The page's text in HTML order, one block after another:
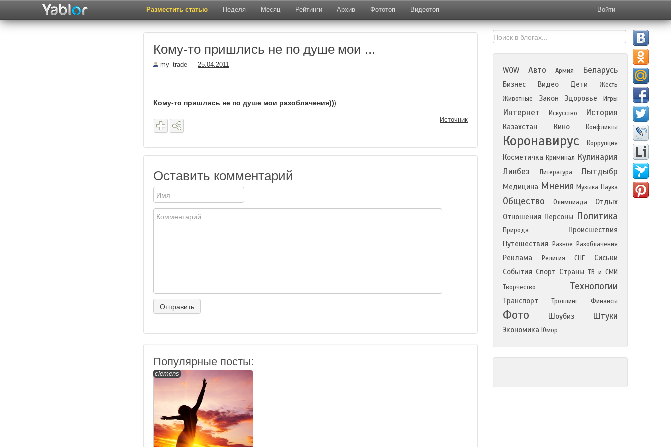
Разместить статью Неделя Месяц Рейтинги Архив Фототоп Видеотоп Войти
Кому-то пришлись не по душе мои ...
my_trade — 25.04.2011
Кому-то пришлись не по душе мои разоблачения)))
Источник
Оставить комментарий
Популярные посты:
clemens
WOW Авто Армия Беларусь
Бизнес Видео Дети
Жесть
Животные
Закон Здоровье Игры
Интернет Искусство История
Казахстан Кино Конфликты
Коронавирус Коррупция
Косметичка Криминал Кулинария
Ликбез
Литература Лытдыбр
Медицина Мнения Музыка Наука
Общество Олимпиада
Отдых
Отношения Персоны Политика
Природа
Происшествия
Путешествия
Разное Разоблачения
Реклама Религия СНГ
Сиськи
События Спорт Страны ТВ и СМИ
Творчество
Технологии
Транспорт Троллинг Финансы
Фото Шоубиз Штуки
Экономика Юмор